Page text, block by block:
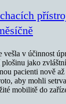
vešla v účinnost
jako
pacienti nově
aby mohli
mobilitě do